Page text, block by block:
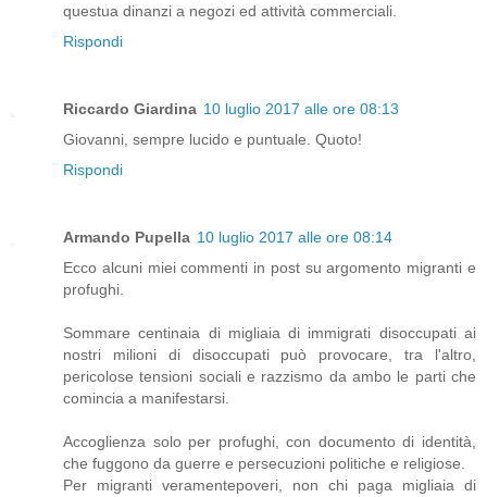
questua dinanzi a negozi ed attività commerciali.
Rispondi
Riccardo Giardina 10 luglio 2017 alle ore 08:13
Giovanni, sempre lucido e puntuale. Quoto!
Rispondi
Armando Pupella 10 luglio 2017 alle ore 08:14
Ecco alcuni miei commenti in post su argomento migranti e
profughi.
Sommare centinaia di migliaia di immigrati disoccupati ai
nostri milioni di disoccupati può provocare, tra l'altro,
pericolose tensioni sociali e razzismo da ambo le parti che
comincia a manifestarsi.
Accoglienza solo per profughi, con documento di identità,
che fuggono da guerre e persecuzioni politiche e religiose.
Per migranti veramentepoveri, non chi paga migliaia di